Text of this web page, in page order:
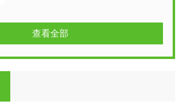
查看全部